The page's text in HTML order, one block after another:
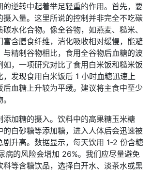
的逆转中起着举足轻重的作用。首先，要
摄入量。这里所说的控制并非完全不吃碳
水化合物。像全谷物，如燕麦、糙米、
富含膳食纤维，消化吸收相对缓慢，能避
与精制谷物相比，食用全谷物后血糖的波
如，一项研究对比了食用白米饭和糙米饭
，发现食用白米饭后 1 小时血糖迅速上
后血糖上升较为平缓。建议将主食中至少
添加糖的摄入。饮料中的高果糖玉米糖
的白砂糖等添加糖，进入人体后会迅速被
剧升高。数据显示，每天饮用 1-2 份含糖
病的风险会增加 26%。我们应尽量避免
料等含糖饮品，选择白开水、淡茶水或黑